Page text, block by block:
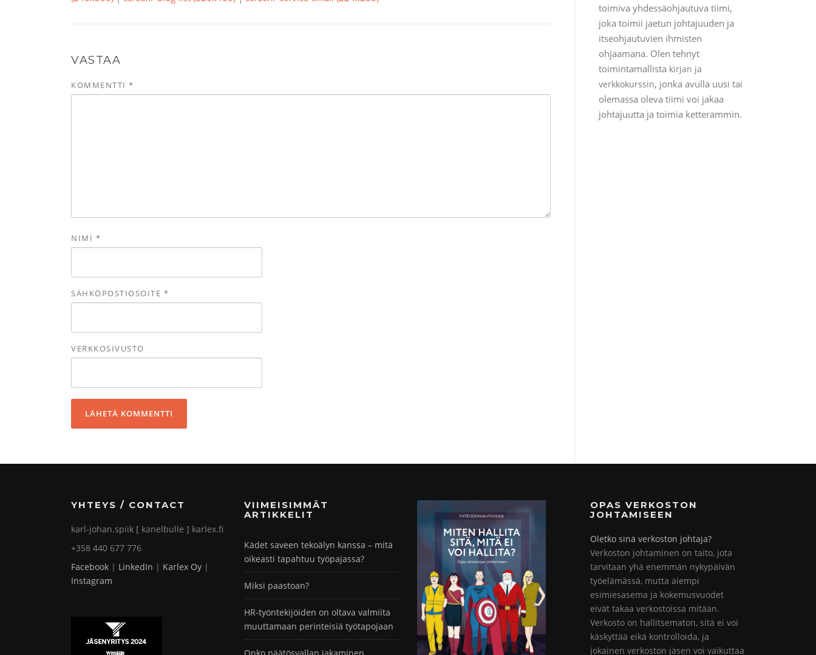
VASTAA
KOMMENTTI *
NIMI *
SÄHKÖPOSTIOSOITE *
VERKKOSIVUSTO
toimiva yhdessäohjautuva tiimi,
joka toimii jaetun johtajuuden ja
itseohjautuvien ihmisten
ohjaamana. Olen tehnyt
toimintamallista kirjan ja
verkkokurssin, jonka avulla uusi tai
olemassa oleva tiimi voi jakaa
johtajuutta ja toimia ketterämmin.
YHTEYS / CONTACT
karl-johan.spiik [ kanelbulle ] karlex.fi
+358 440 677 776
Facebook | LinkedIn | Karlex Oy |
Instagram
VIIMEISIMMÄT
ARTIKKELIT
Kädet saveen tekoälyn kanssa – mitä
oikeasti tapahtuu työpajassa?
Miksi paastoan?
HR-työntekijöiden on oltava valmiita
muuttamaan perinteisiä työtapojaan
OPAS VERKOSTON
JOHTAMISEEN
Oletko sinä verkoston johtaja?
Verkoston johtaminen on taito, jota
tarvitaan yhä enemmän nykypäivän
työelämässä, mutta aiempi
esimiesasema ja kokemusvuodet
eivät takaa verkostoissa mitään.
Verkosto on hallitsematon, sitä ei voi
käskyttää eikä kontrolloida, ja
jokainen verkoston jäsen voi vaikuttaa